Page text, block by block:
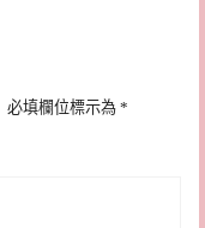
必填欄位標示為 *